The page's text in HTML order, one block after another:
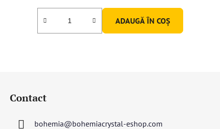
ADAUGĂ ÎN COŞ
Contact
bohemia@bohemiacrystal-eshop.com